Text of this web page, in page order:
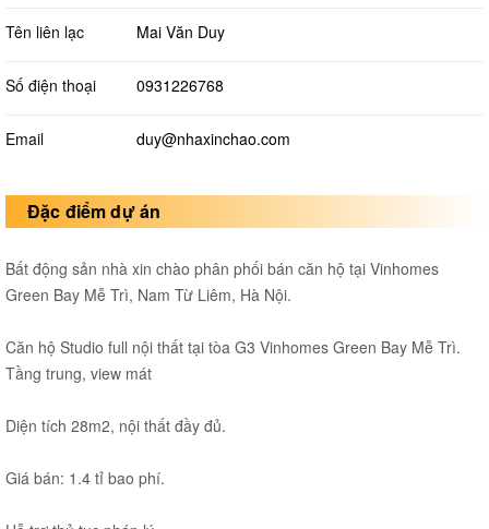
Tên liên lạc Mai Văn Duy
Số điện thoại 0931226768
Email duy@nhaxinchao.com
Đặc điểm dự án
Bất động sản nhà xin chào phân phối bán căn hộ tại Vinhomes
Green Bay Mễ Trì, Nam Từ Liêm, Hà Nội.
Căn hộ Studio full nội thất tại tòa G3 Vinhomes Green Bay Mễ Trì.
Tầng trung, view mát
Diện tích 28m2, nội thất đầy đủ.
Giá bán: 1.4 tỉ bao phí.